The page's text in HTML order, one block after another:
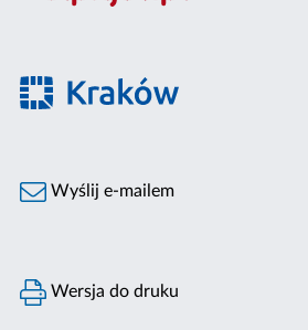
Wyślij e-mailem
Wersja do druku